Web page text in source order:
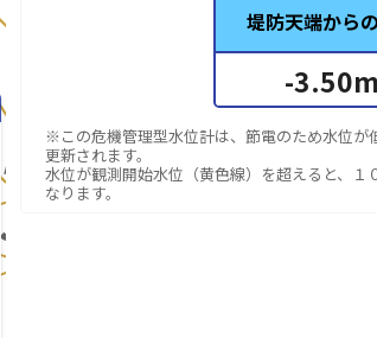
堤防天端から
-3.50m
※この危機管理型水位計は、節電のため水位が
更新されます。
水位が観測開始水位（黄色線）を超えると、
なります。